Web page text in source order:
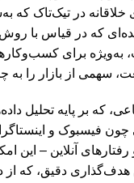
خلاقانه در تیک‌تاک
که در قیاس با
به‌ویژه برای
سهمی از بازار را به
که بر پایه تحلیل
چون فیسبوک و
آنلاین – این
دقیق، که